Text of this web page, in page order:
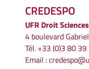
CREDESPO
UFR Droit
4 boulevard
Tél. +33 (0)3 80
Email :